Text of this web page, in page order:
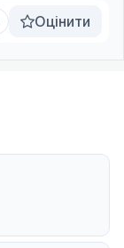
Оцінити